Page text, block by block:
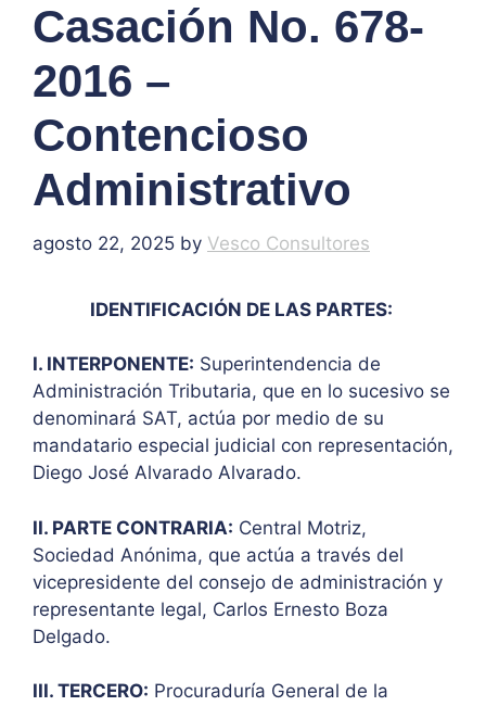
Casación No. 678-
2016 –
Contencioso
Administrativo
agosto 22, 2025 by Vesco Consultores
IDENTIFICACIÓN DE LAS PARTES:
I. INTERPONENTE: Superintendencia de
Administración Tributaria, que en lo sucesivo se
denominará SAT, actúa por medio de su
mandatario especial judicial con representación,
Diego José Alvarado Alvarado.
II. PARTE CONTRARIA: Central Motriz,
Sociedad Anónima, que actúa a través del
vicepresidente del consejo de administración y
representante legal, Carlos Ernesto Boza
Delgado.
III. TERCERO: Procuraduría General de la